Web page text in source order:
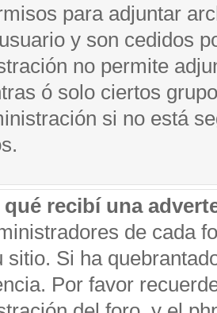
para adjuntar
y son cedidos
no permite
ó solo ciertos
si no está
qué recibí una
de cada
sitio. Si ha
Por favor